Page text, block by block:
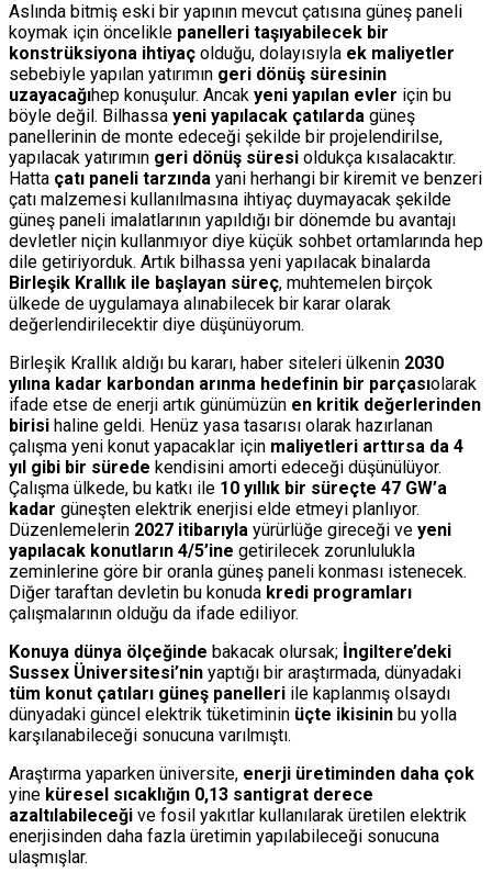
Aslında bitmiş eski bir yapının mevcut çatısına güneş paneli
koymak için öncelikle panelleri taşıyabilecek bir
konstrüksiyona ihtiyaç olduğu, dolayısıyla ek maliyetler
sebebiyle yapılan yatırımın geri dönüş süresinin
uzayacağıhep konuşulur. Ancak yeni yapılan evler için bu
böyle değil. Bilhassa yeni yapılacak çatılarda güneş
panellerinin de monte edeceği şekilde bir projelendirilse,
yapılacak yatırımın geri dönüş süresi oldukça kısalacaktır.
Hatta çatı paneli tarzında yani herhangi bir kiremit ve benzeri
çatı malzemesi kullanılmasına ihtiyaç duymayacak şekilde
güneş paneli imalatlarının yapıldığı bir dönemde bu avantajı
devletler niçin kullanmıyor diye küçük sohbet ortamlarında hep
dile getiriyorduk. Artık bilhassa yeni yapılacak binalarda
Birleşik Krallık ile başlayan süreç, muhtemelen birçok
ülkede de uygulamaya alınabilecek bir karar olarak
değerlendirilecektir diye düşünüyorum.
Birleşik Krallık aldığı bu kararı, haber siteleri ülkenin 2030
yılına kadar karbondan arınma hedefinin bir parçasıolarak
ifade etse de enerji artık günümüzün en kritik değerlerinden
birisi haline geldi. Henüz yasa tasarısı olarak hazırlanan
çalışma yeni konut yapacaklar için maliyetleri arttırsa da 4
yıl gibi bir sürede kendisini amorti edeceği düşünülüyor.
Çalışma ülkede, bu katkı ile 10 yıllık bir süreçte 47 GW’a
kadar güneşten elektrik enerjisi elde etmeyi planlıyor.
Düzenlemelerin 2027 itibarıyla yürürlüğe gireceği ve yeni
yapılacak konutların 4/5’ine getirilecek zorunlulukla
zeminlerine göre bir oranla güneş paneli konması istenecek.
Diğer taraftan devletin bu konuda kredi programları
çalışmalarının olduğu da ifade ediliyor.
Konuya dünya ölçeğinde bakacak olursak; İngiltere’deki
Sussex Üniversitesi’nin yaptığı bir araştırmada, dünyadaki
tüm konut çatıları güneş panelleri ile kaplanmış olsaydı
dünyadaki güncel elektrik tüketiminin üçte ikisinin bu yolla
karşılanabileceği sonucuna varılmıştı.
Araştırma yaparken üniversite, enerji üretiminden daha çok
yine küresel sıcaklığın 0,13 santigrat derece
azaltılabileceği ve fosil yakıtlar kullanılarak üretilen elektrik
enerjisinden daha fazla üretimin yapılabileceği sonucuna
ulaşmışlar.